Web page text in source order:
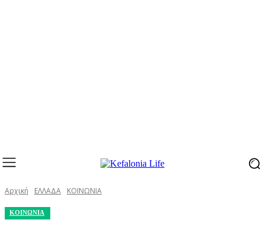
Αρχική ΕΛΛΑΔΑ ΚΟΙΝΩΝΙΑ
ΚΟΙΝΩΝΙΑ